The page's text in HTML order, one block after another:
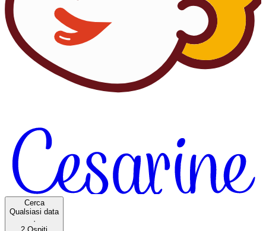
Cerca
Qualsiasi data
·